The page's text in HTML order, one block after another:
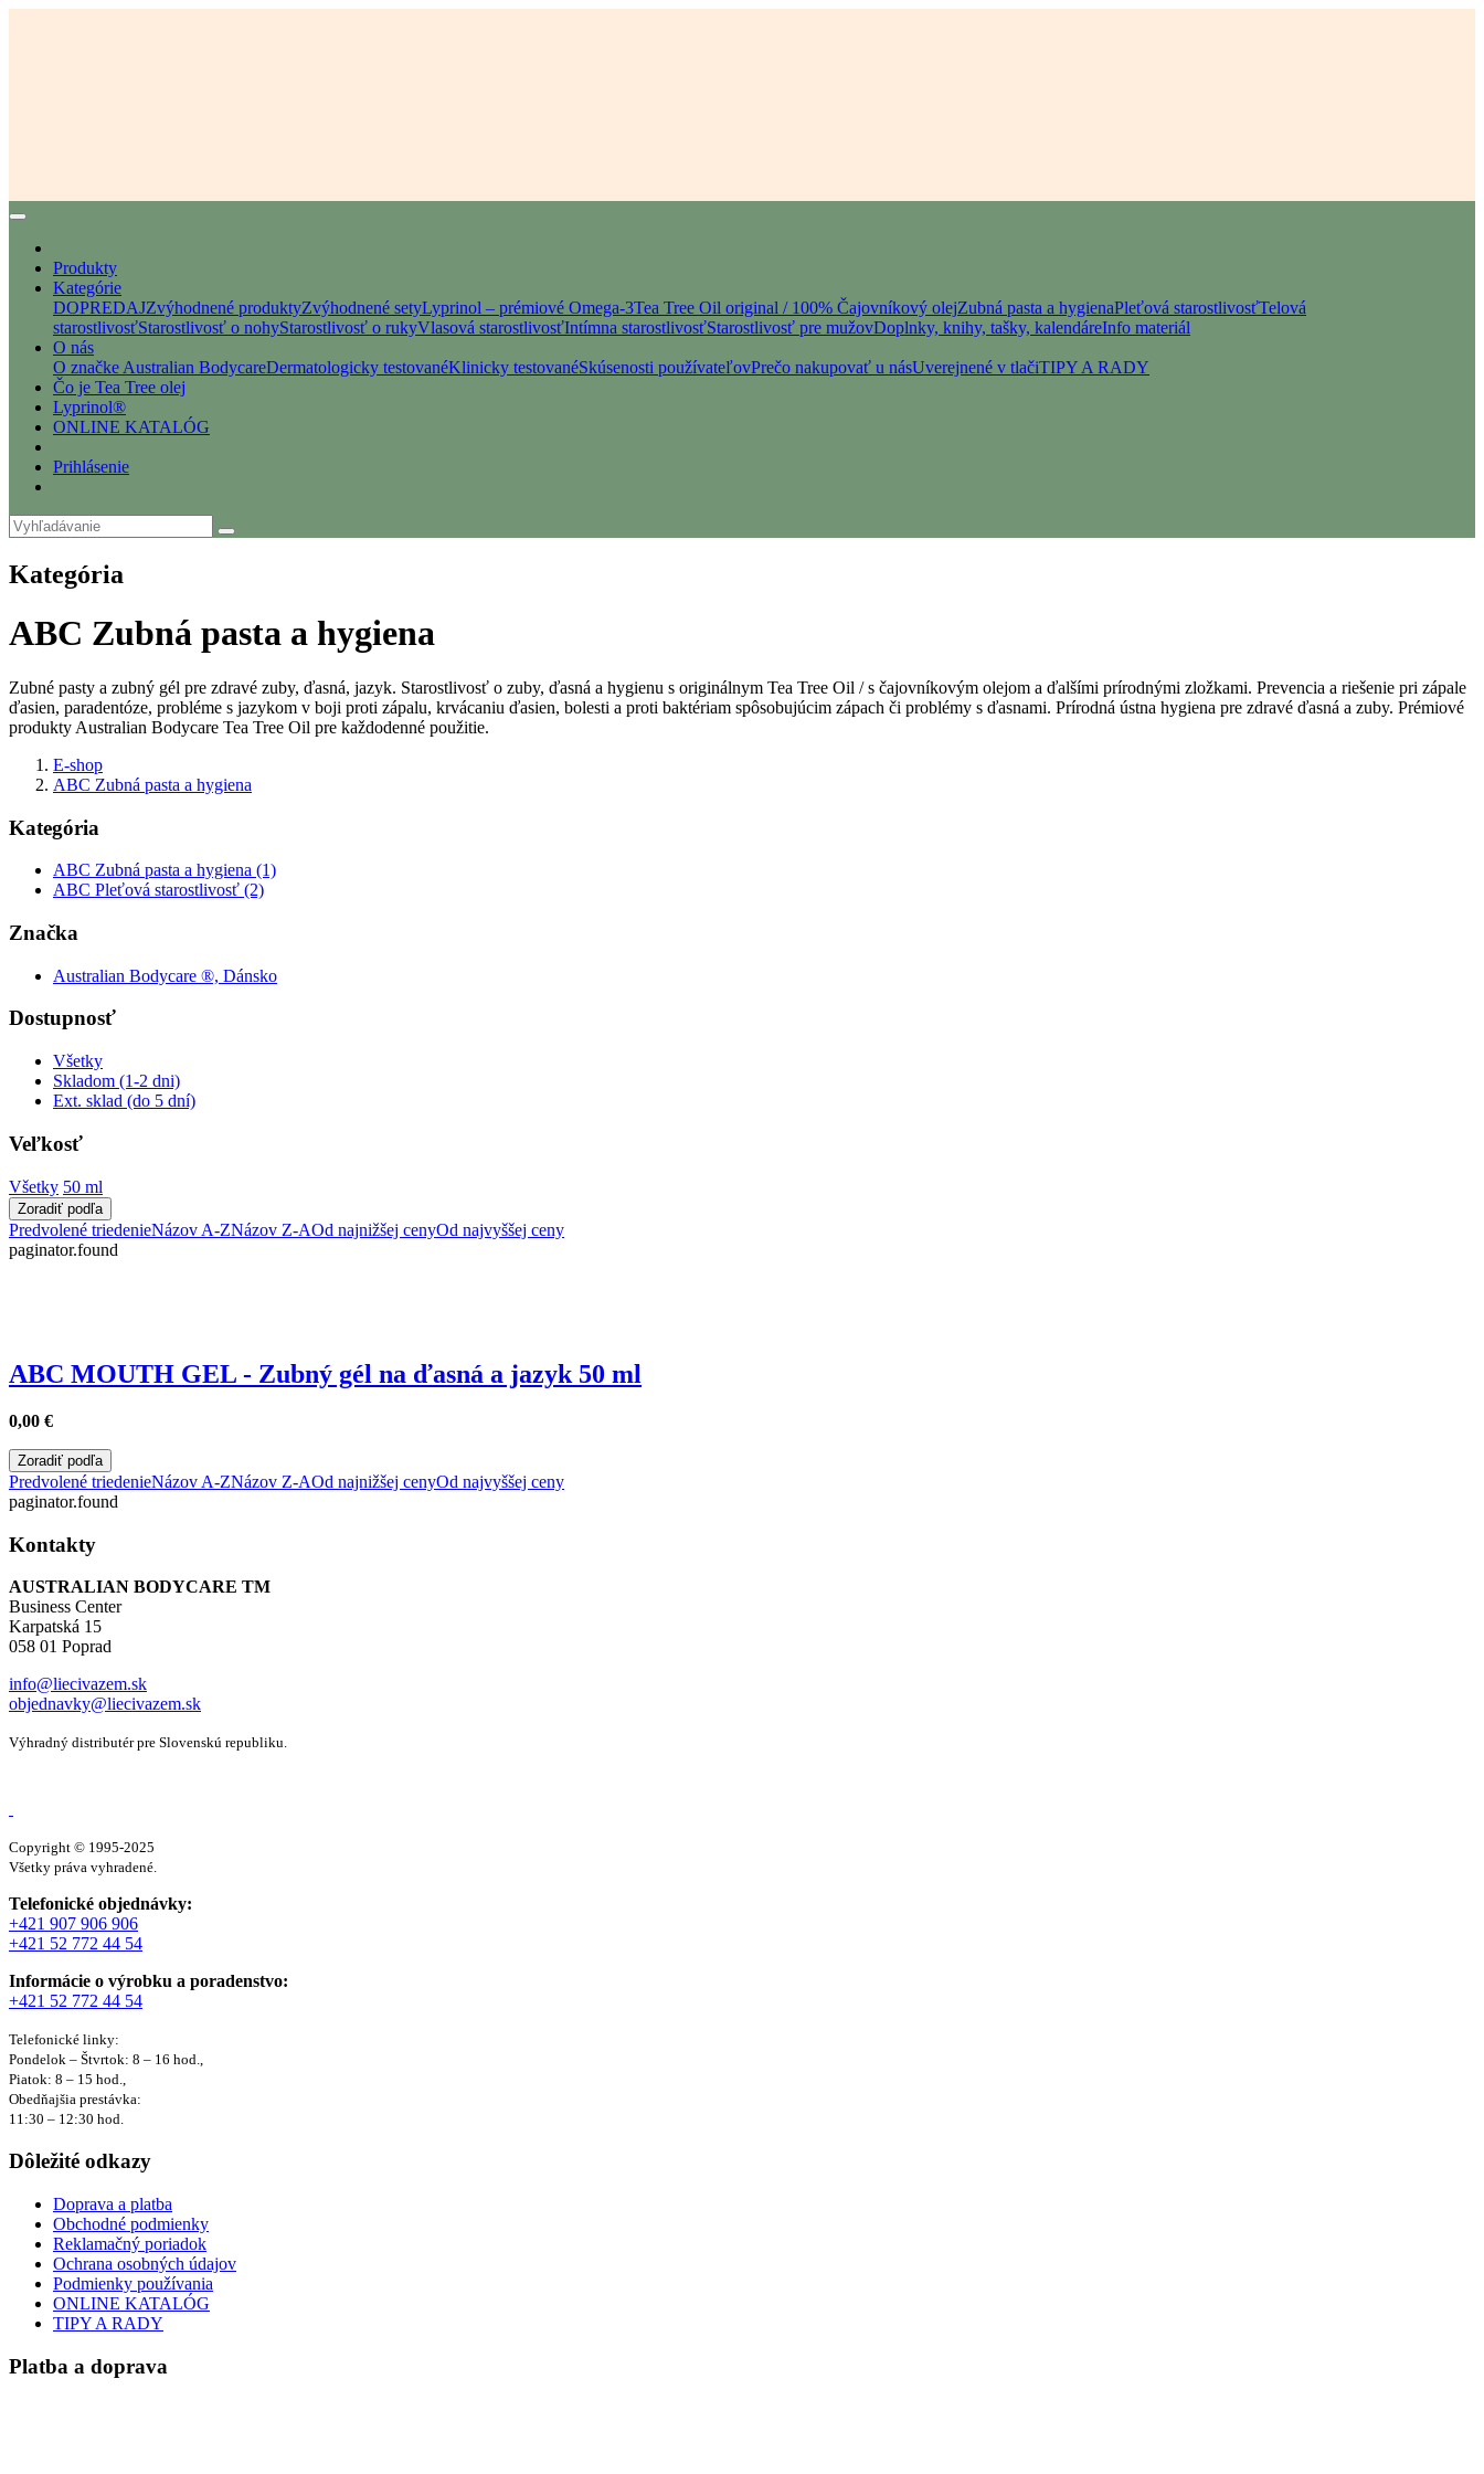
Produkty
Kategórie
DOPREDAJZvýhodnené produktyZvýhodnené setyLyprinol – prémiové Omega-3Tea Tree Oil original / 100% Čajovníkový olejZubná pasta a hygienaPleťová starostlivosťTelová
starostlivosťStarostlivosť o nohyStarostlivosť o rukyVlasová starostlivosťIntímna starostlivosťStarostlivosť pre mužovDoplnky, knihy, tašky, kalendáreInfo materiál
O nás
O značke Australian BodycareDermatologicky testovanéKlinicky testovanéSkúsenosti používateľovPrečo nakupovať u násUverejnené v tlačiTIPY A RADY
Čo je Tea Tree olej
Lyprinol®
ONLINE KATALÓG
Prihlásenie
Kategória
ABC Zubná pasta a hygiena
Zubné pasty a zubný gél pre zdravé zuby, ďasná, jazyk. Starostlivosť o zuby, ďasná a hygienu s originálnym Tea Tree Oil / s čajovníkovým olejom a ďalšími prírodnými zložkami. Prevencia a riešenie pri zápale
ďasien, paradentóze, probléme s jazykom v boji proti zápalu, krvácaniu ďasien, bolesti a proti baktériam spôsobujúcim zápach či problémy s ďasnami. Prírodná ústna hygiena pre zdravé ďasná a zuby. Prémiové
produkty Australian Bodycare Tea Tree Oil pre každodenné použitie.
E-shop
ABC Zubná pasta a hygiena
Kategória
ABC Zubná pasta a hygiena (1)
ABC Pleťová starostlivosť (2)
Značka
Australian Bodycare ®, Dánsko
Dostupnosť
Všetky
Skladom (1-2 dni)
Ext. sklad (do 5 dní)
Veľkosť
Všetky 50 ml
Zoradiť podľa
Predvolené triedenieNázov A-ZNázov Z-AOd najnižšej cenyOd najvyššej ceny
paginator.found
ABC MOUTH GEL - Zubný gél na ďasná a jazyk 50 ml
0,00 €
Zoradiť podľa
Predvolené triedenieNázov A-ZNázov Z-AOd najnižšej cenyOd najvyššej ceny
paginator.found
Kontakty
AUSTRALIAN BODYCARE TM
Business Center
Karpatská 15
058 01 Poprad
info@liecivazem.sk
objednavky@liecivazem.sk
Výhradný distributér pre Slovenskú republiku.
Copyright © 1995-2025
Všetky práva vyhradené.
Telefonické objednávky:
+421 907 906 906
+421 52 772 44 54
Informácie o výrobku a poradenstvo:
+421 52 772 44 54
Telefonické linky:
Pondelok – Štvrtok: 8 – 16 hod.,
Piatok: 8 – 15 hod.,
Obedňajšia prestávka:
11:30 – 12:30 hod.
Dôležité odkazy
Doprava a platba
Obchodné podmienky
Reklamačný poriadok
Ochrana osobných údajov
Podmienky používania
ONLINE KATALÓG
TIPY A RADY
Platba a doprava